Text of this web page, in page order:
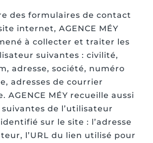
des formulaires de contact
internet, AGENCE MÉY
à collecter et traiter les
suivantes : civilité,
adresse, société, numéro
adresses de courrier
AGENCE MÉY recueille aussi
suivantes de l’utilisateur
sur le site : l’adresse
l’URL du lien utilisé pour